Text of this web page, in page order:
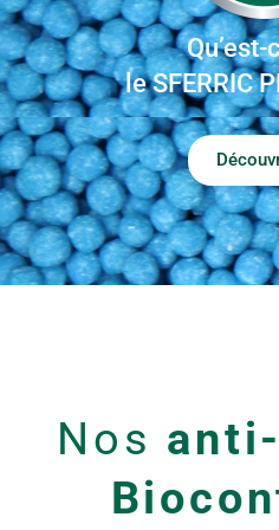
Qu’est-
le SFERRIC
Nos